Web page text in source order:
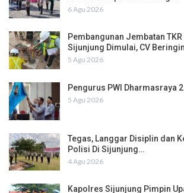
6 Agu 2026
Pembangunan Jembatan
Sijunjung Dimulai, CV
5 Agu 2026
Pengurus PWI Dharmasraya
5 Agu 2026
Tegas, Langgar Disiplin dan
Polisi Di Sijunjung…
4 Agu 2026
Kapolres Sijunjung Pimpin